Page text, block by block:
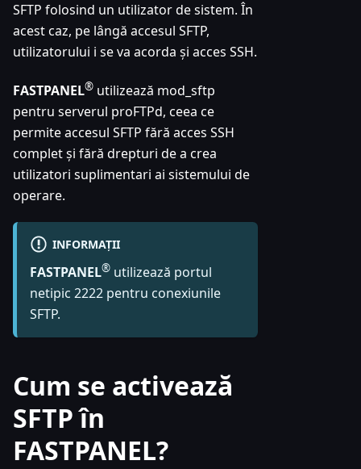
SFTP folosind un utilizator de sistem. În
acest caz, pe lângă accesul SFTP,
utilizatorului i se va acorda și acces SSH.
FASTPANEL® utilizează mod_sftp
pentru serverul proFTPd, ceea ce
permite accesul SFTP fără acces SSH
complet și fără drepturi de a crea
utilizatori suplimentari ai sistemului de
operare.
INFORMAȚII
FASTPANEL® utilizează portul
netipic 2222 pentru conexiunile
SFTP.
Cum se activează
SFTP în
FASTPANEL?